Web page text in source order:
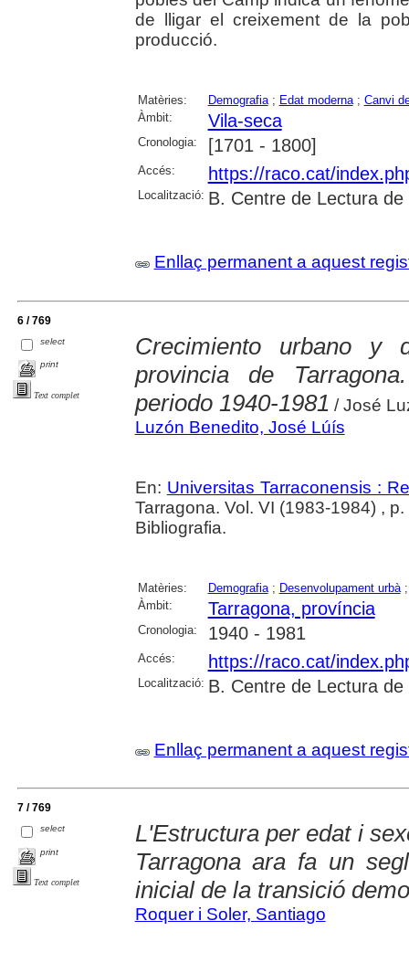
de lligar el creixement de la
producció.
Matèries: Demografia; Edat moderna; Canvi
Àmbit:
Vila-seca
Cronologia: [1701 - 1800]
Accés: https://raco.cat/
Localització: B. Centre de Lectura
Enllaç permanent a aquest
6 / 769
select
print
Text complet
Crecimiento urbano y
provincia de
periodo 1940-1981 / José
Luzón Benedito, José Lúís
En: Universitas Tarraconensis :
Tarragona. Vol. VI (1983-1984) ,
Bibliografia.
Matèries: Demografia; Desenvolupament urbà
Àmbit:
Tarragona, província
Cronologia: 1940 - 1981
Accés: https://raco.cat/
Localització: B. Centre de Lectura
Enllaç permanent a aquest
7 / 769
select
print
Text complet
L'Estructura per edat i
Tarragona ara fa un
inicial de la transició
Roquer i Soler, Santiago